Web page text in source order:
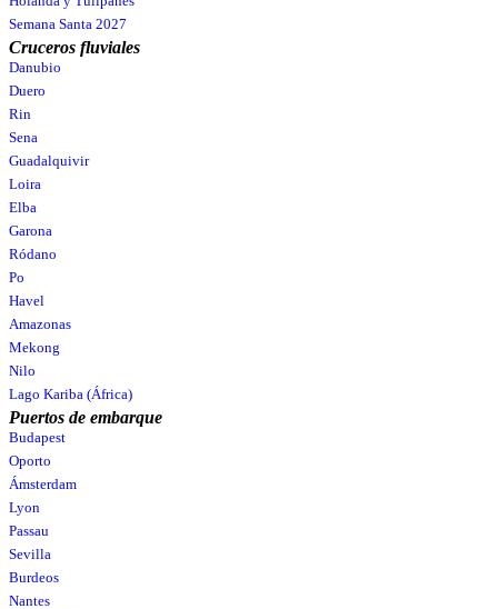
Semana Santa 2027
Cruceros fluviales
Danubio
Duero
Rin
Sena
Guadalquivir
Loira
Elba
Garona
Ródano
Po
Havel
Amazonas
Mekong
Nilo
Lago Kariba (África)
Puertos de embarque
Budapest
Oporto
Ámsterdam
Lyon
Passau
Sevilla
Burdeos
Nantes